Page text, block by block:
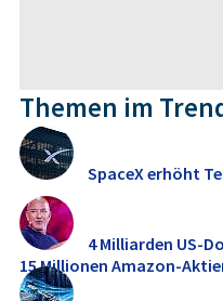
Themen im
SpaceX erhöht
4 Milliarden US-
15 Millionen Amazon-